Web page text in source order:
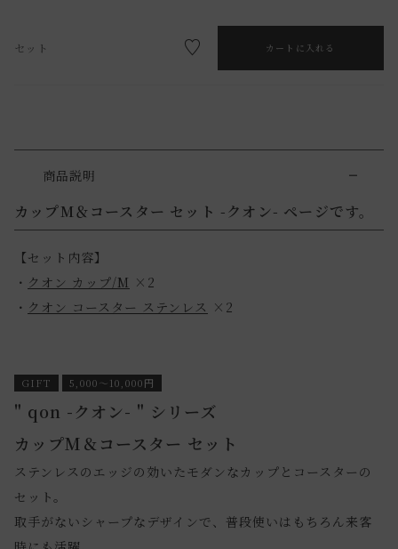
セット カートに入れる
商品説明
カップM＆コースター セット -クオン- ページです。
【セット内容】
・ クオン カップ/M ×2
・ クオン コースター ステンレス ×2
GIFT 5,000～10,000円
" qon -クオン- " シリーズ
カップM＆コースター セット
ステンレスのエッジの効いたモダンなカップとコースターの
セット。
取手がないシャープなデザインで、普段使いはもちろん来客